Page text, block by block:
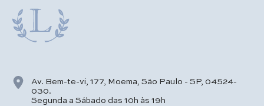
Av. Bem-te-vi, 177, Moema, São Paulo - SP, 04524-
030.
Segunda a Sábado das 10h às 19h